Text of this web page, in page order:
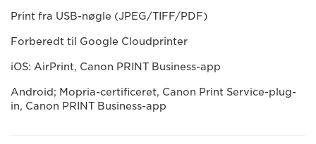
Print fra USB-nøgle (JPEG/TIFF/PDF)
Forberedt til Google Cloudprinter
iOS: AirPrint, Canon PRINT Business-app
Android; Mopria-certificeret, Canon Print Service-plug-
in, Canon PRINT Business-app